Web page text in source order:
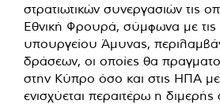
στρατιωτικών συνεργασιών τις
Εθνική Φρουρά, σύμφωνα με τις
υπουργείου Άμυνας,
δράσεων, οι οποίες θα
στην Κύπρο όσο και στις ΗΠΑ με
ενισχύεται περαιτέρω η διμερής